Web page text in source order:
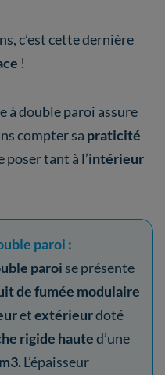
c’est cette dernière
!
à double paroi assure
compter sa praticité
poser tant à l’intérieur
paroi :
paroi se présente
de fumée modulaire
etextérieurdoté
rigide hauted’une
L’épaisseur